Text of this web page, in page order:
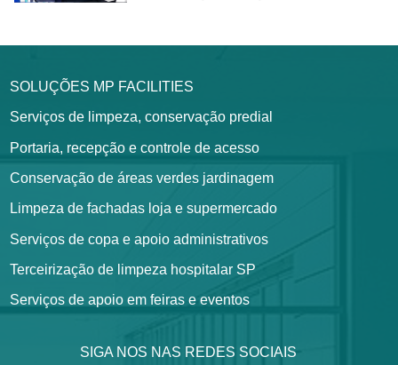
SOLUÇÕES MP FACILITIES
Serviços de limpeza, conservação predial
Portaria, recepção e controle de acesso
Conservação de áreas verdes jardinagem
Limpeza de fachadas loja e supermercado
Serviços de copa e apoio administrativos
Terceirização de limpeza hospitalar SP
Serviços de apoio em feiras e eventos
SIGA NOS NAS REDES SOCIAIS